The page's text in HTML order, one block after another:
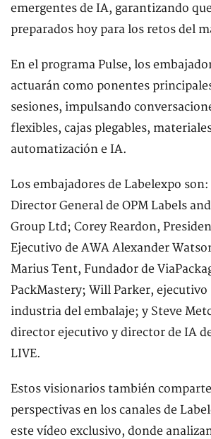
emergentes de IA, garantizando
preparados hoy para los retos del
En el programa Pulse, los
actuarán como ponentes
sesiones, impulsando
flexibles, cajas plegables,
automatización e IA.
Los embajadores de Labelexpo
Director General de OPM Labels
Group Ltd; Corey Reardon,
Ejecutivo de AWA Alexander
Marius Tent, Fundador de
PackMastery; Will Parker, ejecutivo
industria del embalaje; y Steve
director ejecutivo y director de IA
LIVE.
Estos visionarios también
perspectivas en los canales de
este vídeo exclusivo, donde